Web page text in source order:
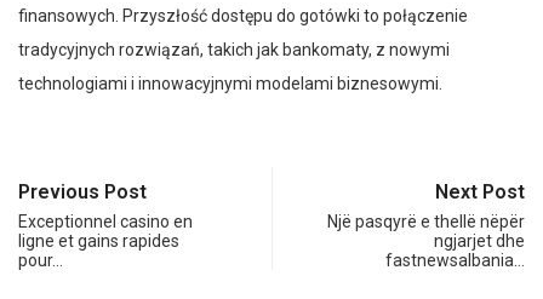
finansowych. Przyszłość dostępu do gotówki to połączenie
tradycyjnych rozwiązań, takich jak bankomaty, z nowymi
technologiami i innowacyjnymi modelami biznesowymi.
Previous Post
Exceptionnel casino en
ligne et gains rapides
pour…
Next Post
Një pasqyrë e thellë nëpër
ngjarjet dhe
fastnewsalbania…